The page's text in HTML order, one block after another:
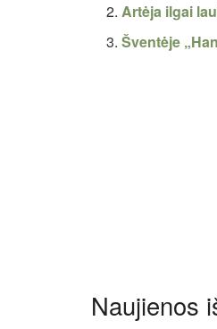
Artėja ilgai
Šventėje
Naujienos